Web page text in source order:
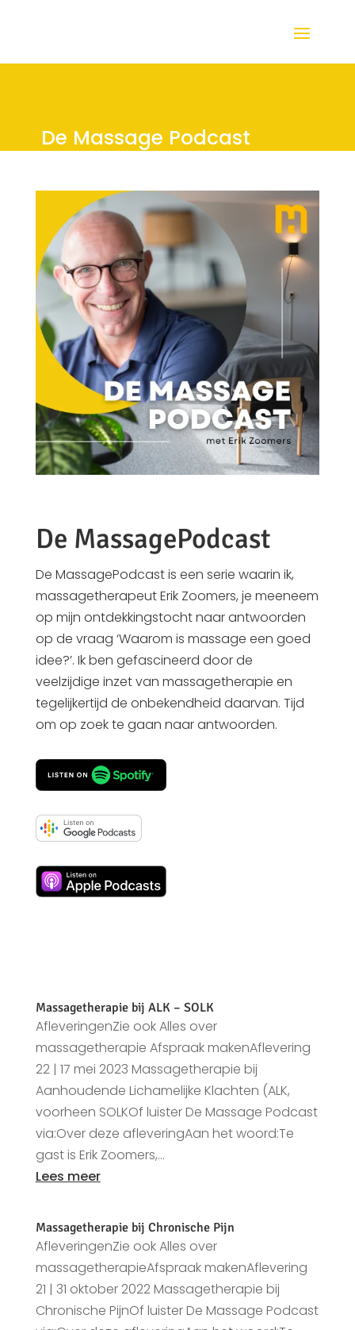
De Massage Podcast
De MassagePodcast
De MassagePodcast is een serie waarin ik,
massagetherapeut Erik Zoomers, je meeneem
op mijn ontdekkingstocht naar antwoorden
op de vraag ‘Waarom is massage een goed
idee?’. Ik ben gefascineerd door de
veelzijdige inzet van massagetherapie en
tegelijkertijd de onbekendheid daarvan. Tijd
om op zoek te gaan naar antwoorden.
Massagetherapie bij ALK – SOLK
AfleveringenZie ook Alles over
massagetherapie Afspraak makenAflevering
22 | 17 mei 2023 Massagetherapie bij
Aanhoudende Lichamelijke Klachten (ALK,
voorheen SOLKOf luister De Massage Podcast
via:Over deze afleveringAan het woord:Te
gast is Erik Zoomers,...
Lees meer
Massagetherapie bij Chronische Pijn
AfleveringenZie ook Alles over
massagetherapieAfspraak makenAflevering
21 | 31 oktober 2022 Massagetherapie bij
Chronische PijnOf luister De Massage Podcast